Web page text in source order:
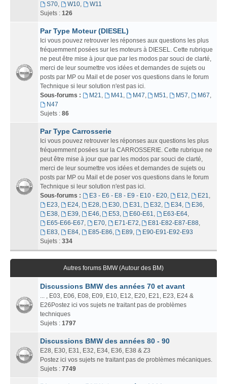
S70, W10,
W11
Sujets : 126
Par Type Moteur (DIESEL)
Ici vous pouvez retrouver les réponses aux questions les plus
fréquemment posées sur les moteurs à DIESEL. Cette rubrique
ne peut être mise à jour que par les modos par souci de clarté,
merci de leur soumettre vos idées et demandes de sujets ou
posts par MP ou Mail et de poser vos questions dans le forum
Technique si leur solution n'est pas ici.
Sous-forums :
M21, M41, M47, M51, M57, M67,
N47
Sujets : 86
Par Type Carrosserie
Ici vous pouvez retrouver les réponses aux questions les plus
fréquemment posées sur la CARROSSERIE. Cette rubrique ne
peut être mise à jour que par les modos par souci de clarté,
merci de leur soumettre vos idées et demandes de sujets ou
posts par MP ou Mail et de poser vos questions dans le forum
Technique si leur solution n'est pas ici.
Sous-forums :
E3 - E6 - E8 - E9 - E10 - E20, E12, E21,
E23, E24, E28, E30, E31, E32, E34, E36,
E38, E39, E46, E53, E60-E61, E63-E64,
E65-E66-E67, E70, E71-E72, E81-E82-E87-E88,
E83, E84, E85-E86, E89,
E90-E91-E92-E93
Sujets : 334
Autres forums BMW (Autour des BM)
Discussions BMW des années 70 et avant
... , E03, E06, E08, E09, E10, E12, E20, E21, E23, E24 &
E26Postez ici vos sujets ne traitant pas de problèmes
techniques
Sujets : 1797
Discussions BMW des années 80 - 90
E28, E30, E31, E32, E34, E36, E38 & Z3
Postez ici vos sujets ne traitant pas de problèmes mécaniques.
Sujets : 7749